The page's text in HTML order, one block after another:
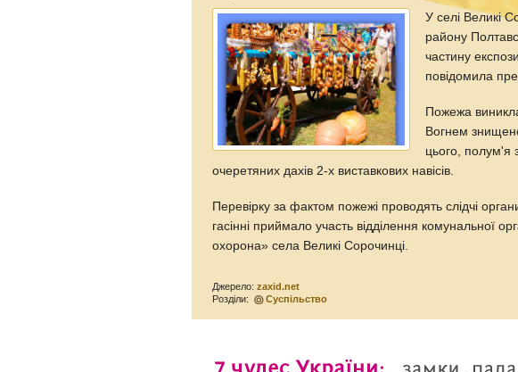
У селі Великі
району
частину
повідомила
Пожежа
Вогнем
цього, полум'я
очеретяних дахів 2-х виставкових навісів.
Перевірку за фактом пожежі проводять слідчі
гасінні приймало участь відділення комунальної
охорона» села Великі Сорочинці.
Джерело:zaxid.net
Розділи:
Суспільство